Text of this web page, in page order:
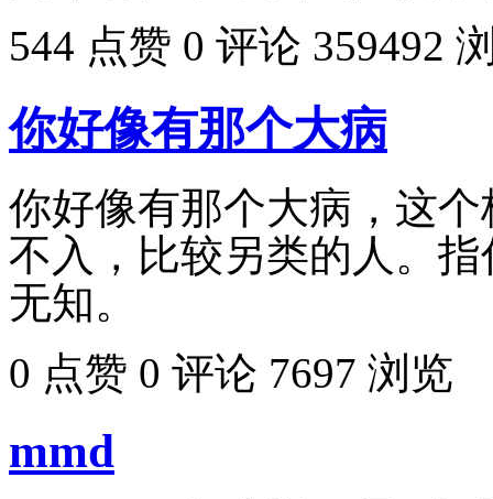
544 点赞 0 评论 359492
你好像有那个大病
你好像有那个大病，这
不入，比较另类的人。
无知。
0 点赞 0 评论 7697 浏览
mmd